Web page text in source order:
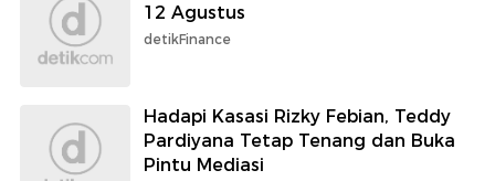
12 Agustus
detikFinance
Hadapi Kasasi Rizky Febian, Teddy
Pardiyana Tetap Tenang dan Buka
Pintu Mediasi